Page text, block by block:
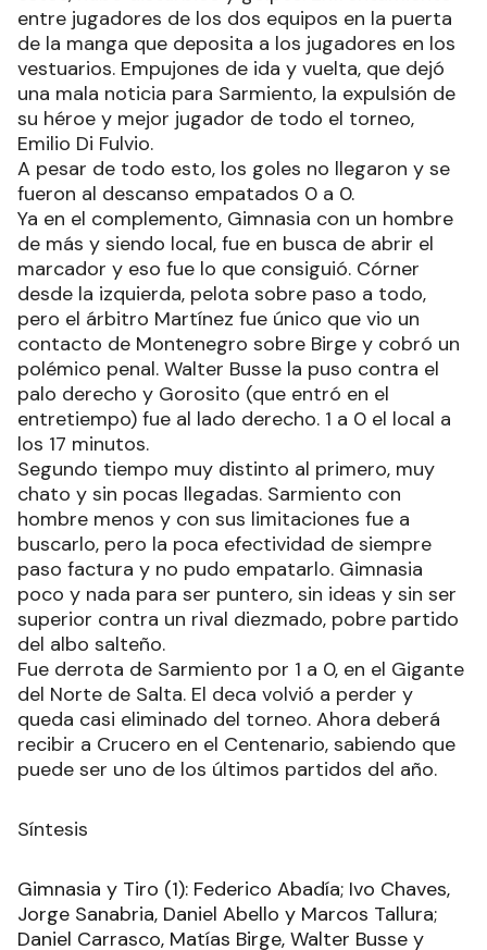
entre jugadores de los dos equipos en la puerta
de la manga que deposita a los jugadores en los
vestuarios. Empujones de ida y vuelta, que dejó
una mala noticia para Sarmiento, la expulsión de
su héroe y mejor jugador de todo el torneo,
Emilio Di Fulvio.
A pesar de todo esto, los goles no llegaron y se
fueron al descanso empatados 0 a 0.
Ya en el complemento, Gimnasia con un hombre
de más y siendo local, fue en busca de abrir el
marcador y eso fue lo que consiguió. Córner
desde la izquierda, pelota sobre paso a todo,
pero el árbitro Martínez fue único que vio un
contacto de Montenegro sobre Birge y cobró un
polémico penal. Walter Busse la puso contra el
palo derecho y Gorosito (que entró en el
entretiempo) fue al lado derecho. 1 a 0 el local a
los 17 minutos.
Segundo tiempo muy distinto al primero, muy
chato y sin pocas llegadas. Sarmiento con
hombre menos y con sus limitaciones fue a
buscarlo, pero la poca efectividad de siempre
paso factura y no pudo empatarlo. Gimnasia
poco y nada para ser puntero, sin ideas y sin ser
superior contra un rival diezmado, pobre partido
del albo salteño.
Fue derrota de Sarmiento por 1 a 0, en el Gigante
del Norte de Salta. El deca volvió a perder y
queda casi eliminado del torneo. Ahora deberá
recibir a Crucero en el Centenario, sabiendo que
puede ser uno de los últimos partidos del año.
Síntesis
Gimnasia y Tiro (1): Federico Abadía; Ivo Chaves,
Jorge Sanabria, Daniel Abello y Marcos Tallura;
Daniel Carrasco, Matías Birge, Walter Busse y